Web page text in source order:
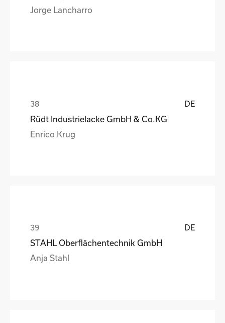
Jorge Lancharro
DE
Rüdt Industrielacke GmbH & Co.KG
Enrico Krug
DE
STAHL Oberflächentechnik GmbH
Anja Stahl